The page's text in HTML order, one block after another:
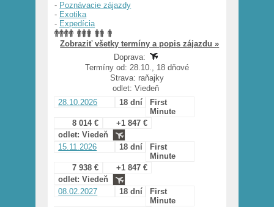
- Poznávacie zájazdy
- Exotika
- Expedícia
Zobraziť všetky termíny a popis zájazdu »
Doprava:
Termíny od: 28.10., 18 dňové
Strava: raňajky
odlet: Viedeň
28.10.2026
18 dní
First
Minute
8 014 €
+1 847 €
odlet: Viedeň
15.11.2026
18 dní
First
Minute
7 938 €
+1 847 €
odlet: Viedeň
08.02.2027
18 dní
First
Minute